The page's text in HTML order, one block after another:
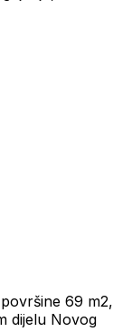
69 m2,
dijelu Novog